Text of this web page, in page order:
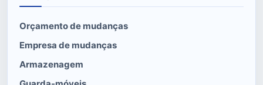
Orçamento de mudanças
Empresa de mudanças
Armazenagem